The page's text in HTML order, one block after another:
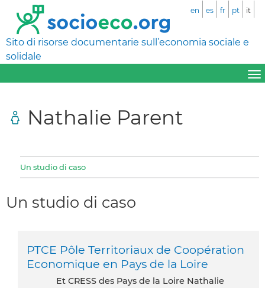
Sito di risorse documentarie sull’economia sociale e
solidale
en es fr pt it
Nathalie Parent
Un studio di caso
Un studio di caso
PTCE Pôle Territoriaux de Coopération
Economique en Pays de la Loire
et CRESS des Pays de la Loire Nathalie